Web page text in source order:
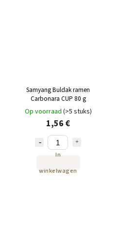
Samyang Buldak ramen
Carbonara CUP 80 g
Op voorraad (>5 stuks)
1,56 €
In
winkelwagen